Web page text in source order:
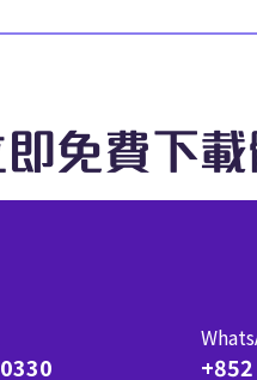
即免費下